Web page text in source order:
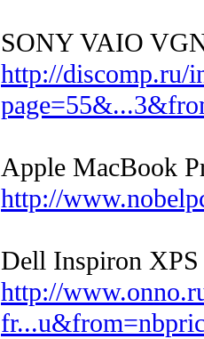
SONY VAIO
http://discomp.ru/
Apple MacBook
http://
Dell Inspiron
http://